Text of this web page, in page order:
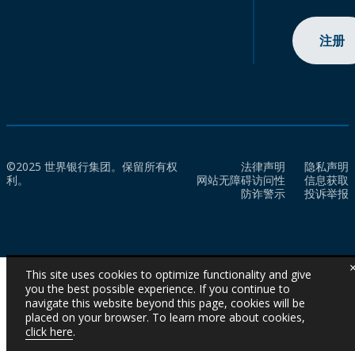
注册
©2025 世界银行集团。保留所有权
利。
法律声明
隐私声明
网站无障碍访问性
信息获取
防诈警示
投诉举报
This site uses cookies to optimize functionality and give
you the best possible experience. If you continue to
navigate this website beyond this page, cookies will be
placed on your browser. To learn more about cookies,
click here.